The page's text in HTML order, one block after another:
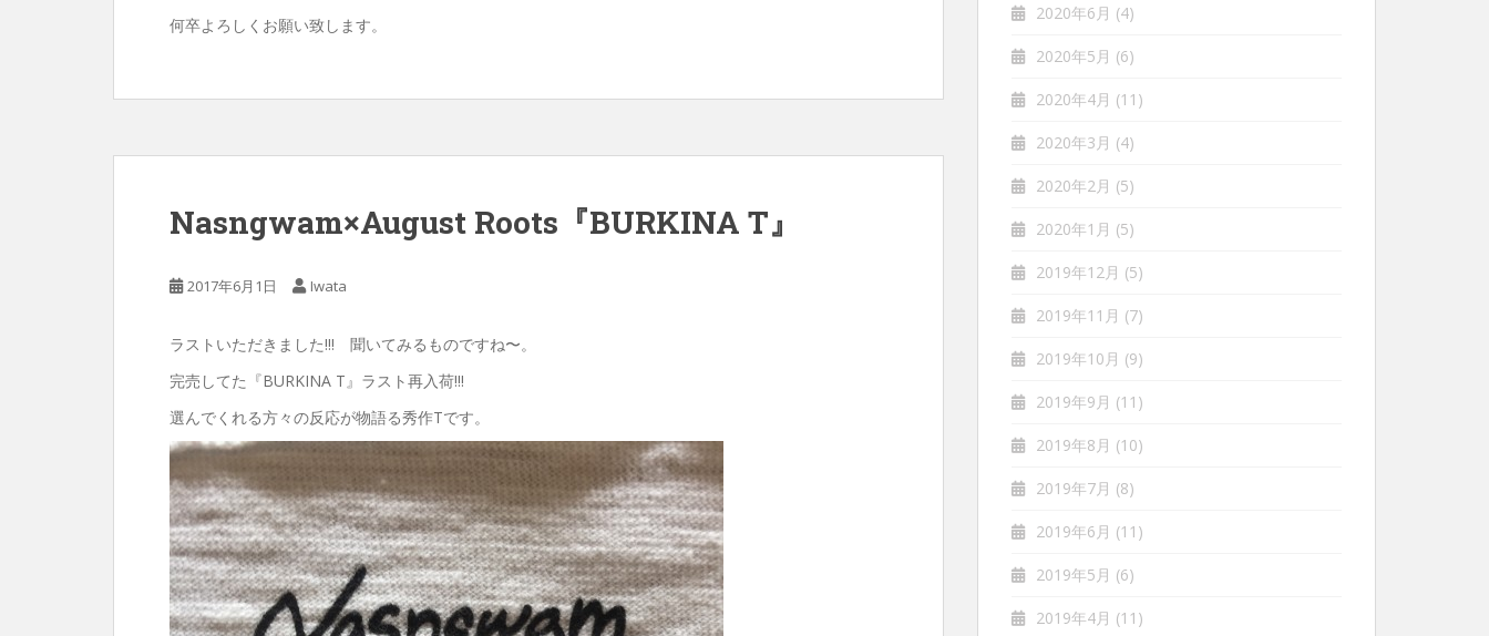
何卒よろしくお願い致します。
Nasngwam×August Roots『BURKINA T』
2017年6月1日 Iwata
ラストいただきました!!! 聞いてみるものですね〜。
完売してた『BURKINA T』ラスト再入荷!!!
選んでくれる方々の反応が物語る秀作Tです。
2020年6月 (4)
2020年5月 (6)
2020年4月 (11)
2020年3月 (4)
2020年2月 (5)
2020年1月 (5)
2019年12月 (5)
2019年11月 (7)
2019年10月 (9)
2019年9月 (11)
2019年8月 (10)
2019年7月 (8)
2019年6月 (11)
2019年5月 (6)
2019年4月 (11)